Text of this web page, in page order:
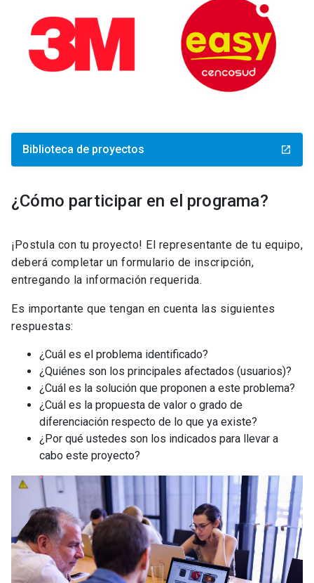
Biblioteca de proyectos launch
¿Cómo participar en el programa?
¡Postula con tu proyecto! El representante de tu equipo,
deberá completar un formulario de inscripción,
entregando la información requerida.
Es importante que tengan en cuenta las siguientes
respuestas:
¿Cuál es el problema identificado?
¿Quiénes son los principales afectados (usuarios)?
¿Cuál es la solución que proponen a este problema?
¿Cuál es la propuesta de valor o grado de
diferenciación respecto de lo que ya existe?
¿Por qué ustedes son los indicados para llevar a
cabo este proyecto?